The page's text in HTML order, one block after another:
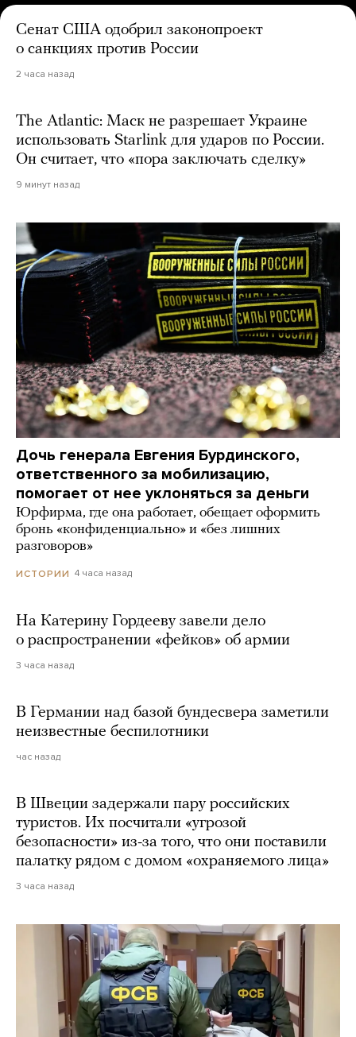
Сенат США одобрил законопроект
о санкциях против России
2 часа назад
The Atlantic: Маск не разрешает Украине
использовать Starlink для ударов по России.
Он считает, что «пора заключать сделку»
9 минут назад
Дочь генерала Евгения Бурдинского,
ответственного за мобилизацию,
помогает от нее уклоняться за деньги
Юрфирма, где она работает, обещает оформить
бронь «конфиденциально» и «без лишних
разговоров»
ИСТОРИИ 4 часа назад
На Катерину Гордееву завели дело
о распространении «фейков» об армии
3 часа назад
В Германии над базой бундесвера заметили
неизвестные беспилотники
час назад
В Швеции задержали пару российских
туристов. Их посчитали «угрозой
безопасности» из-за того, что они поставили
палатку рядом с домом «охраняемого лица»
3 часа назад